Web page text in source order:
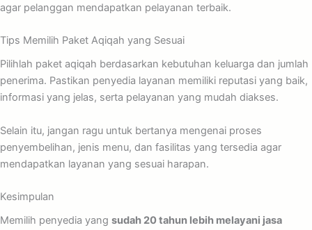
agar pelanggan mendapatkan pelayanan terbaik.
Tips Memilih Paket Aqiqah yang Sesuai
Pilihlah paket aqiqah berdasarkan kebutuhan keluarga dan jumlah
penerima. Pastikan penyedia layanan memiliki reputasi yang baik,
informasi yang jelas, serta pelayanan yang mudah diakses.
Selain itu, jangan ragu untuk bertanya mengenai proses
penyembelihan, jenis menu, dan fasilitas yang tersedia agar
mendapatkan layanan yang sesuai harapan.
Kesimpulan
Memilih penyedia yang sudah 20 tahun lebih melayani jasa